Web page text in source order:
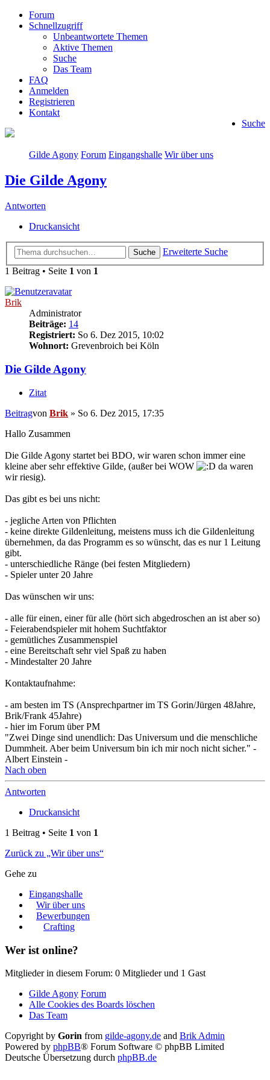
Forum
Schnellzugriff
Unbeantwortete Themen
Aktive Themen
Suche
Das Team
FAQ
Anmelden
Registrieren
Kontakt
Suche
Gilde Agony Forum Eingangshalle Wir über uns
Die Gilde Agony
Antworten
Druckansicht
Suche
Erweiterte Suche
1 Beitrag • Seite 1 von 1
Brik
Administrator
Beiträge: 14
Registriert: So 6. Dez 2015, 10:02
Wohnort: Grevenbroich bei Köln
Die Gilde Agony
Zitat
Beitragvon Brik » So 6. Dez 2015, 17:35
Hallo Zusammen
Die Gilde Agony startet bei BDO, wir waren schon immer eine
kleine aber sehr effektive Gilde, (außer bei WOW
da waren
wir riesig).
Das gibt es bei uns nicht:
- jegliche Arten von Pflichten
- keine direkte Gildenleitung, meistens muss ich die Gildenleitung
übernehmen, da das Programm es so wünscht, das es nur 1 Leitung
gibt.
- unterschiedliche Ränge (bei festen Mitgliedern)
- Spieler unter 20 Jahre
Das wünschen wir uns:
- alle für einen, einer für alle (hört sich abgedroschen an ist aber so)
- Feierabendspieler mit hohem Suchtfaktor
- gemütliches Zusammenspiel
- eine Bereitschaft sehr viel Spaß zu haben
- Mindestalter 20 Jahre
Kontaktaufnahme:
- am besten im TS (Ansprechpartner im TS Gorin/Jürgen 48Jahre,
Brik/Frank 45Jahre)
- hier im Forum über PM
"Zwei Dinge sind unendlich: Das Universum und die menschliche
Dummheit. Aber beim Universum bin ich mir noch nicht sicher." -
Albert Einstein -
Nach oben
Antworten
Druckansicht
1 Beitrag • Seite 1 von 1
Zurück zu „Wir über uns“
Gehe zu
Eingangshalle
Wir über uns
Bewerbungen
Crafting
Wer ist online?
Mitglieder in diesem Forum: 0 Mitglieder und 1 Gast
Gilde Agony Forum
Alle Cookies des Boards löschen
Das Team
Copyright by Gorin from gilde-agony.de and Brik Admin
Powered by phpBB® Forum Software © phpBB Limited
Deutsche Übersetzung durch phpBB.de